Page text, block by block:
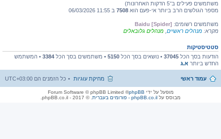
משתמשים פעילים ב־5 הדקות האחרונות)
מספר הגולשים הרב ביותר אי-פעם הוא 7508 ב 11:55 06/03/2026
משתמשים רשומים: Baidu [Spider]
מקרא: מנהלים ראשיים מנהלים גלובאלים
סטטיסטיקות
הודעות בסך הכל 37045 • נושאים בסך הכל 5150 • משתמשים בסך הכל 3384 • המשתמש
החדש ביותר א.ג
עמוד ראשי כל הזמנים הם UTC+03:00 מחיקת עוגיות
מופעל על ידי phpBB
® Forum Software © phpBB Limited
מבוסס על phpBB.co.il - פורומים בעברית . © 2017 - phpBB.co.il.